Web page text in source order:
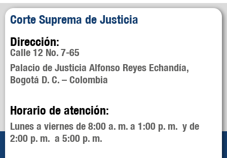
Corte Suprema de Justicia
Dirección:
Calle 12 No. 7-65
Palacio de Justicia Alfonso Reyes Echandía,
Bogotá D. C. – Colombia
Horario de atención:
Lunes a viernes de 8:00 a. m. a 1:00 p. m. y de
2:00 p. m. a 5:00 p. m.